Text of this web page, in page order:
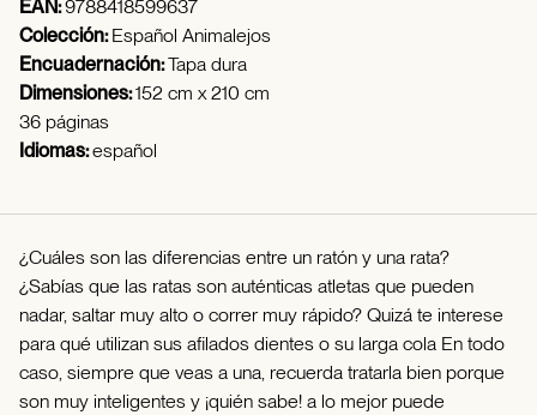
EAN:9788418599637
Colección:Español Animalejos
Encuadernación:Tapa dura
Dimensiones:152 cm x 210 cm
36 páginas
Idiomas:español
¿Cuáles son las diferencias entre un ratón y una rata?
¿Sabías que las ratas son auténticas atletas que pueden
nadar, saltar muy alto o correr muy rápido? Quizá te interese
para qué utilizan sus afilados dientes o su larga cola En todo
caso, siempre que veas a una, recuerda tratarla bien porque
son muy inteligentes y ¡quién sabe! a lo mejor puede